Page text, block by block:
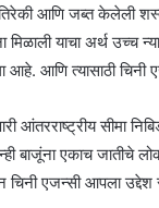
आणि जब्त केलेली
मिळाली याचा अर्थ उच्च
आहे. आणि त्यासाठी
आंतरराष्ट्रीय सीमा
बाजूंना एकाच जातीचे
चिनी एजन्सी आपला उद्देश